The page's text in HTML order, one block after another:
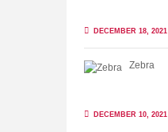
DECEMBER 18, 2021
Zebra
DECEMBER 10, 2021